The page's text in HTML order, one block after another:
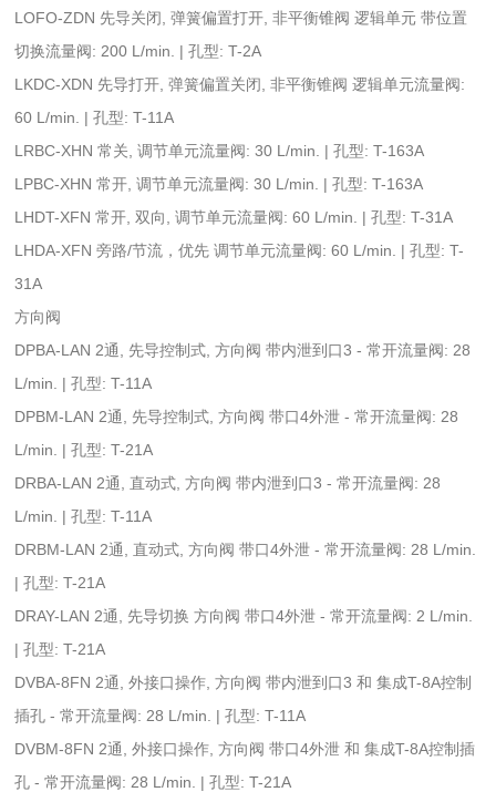
LOFO-ZDN 先导关闭, 弹簧偏置打开, 非平衡锥阀 逻辑单元 带位置
切换流量阀: 200 L/min. | 孔型: T-2A
LKDC-XDN 先导打开, 弹簧偏置关闭, 非平衡锥阀 逻辑单元流量阀:
60 L/min. | 孔型: T-11A
LRBC-XHN 常关, 调节单元流量阀: 30 L/min. | 孔型: T-163A
LPBC-XHN 常开, 调节单元流量阀: 30 L/min. | 孔型: T-163A
LHDT-XFN 常开, 双向, 调节单元流量阀: 60 L/min. | 孔型: T-31A
LHDA-XFN 旁路/节流，优先 调节单元流量阀: 60 L/min. | 孔型: T-
31A
方向阀
DPBA-LAN 2通, 先导控制式, 方向阀 带内泄到口3 - 常开流量阀: 28
L/min. | 孔型: T-11A
DPBM-LAN 2通, 先导控制式, 方向阀 带口4外泄 - 常开流量阀: 28
L/min. | 孔型: T-21A
DRBA-LAN 2通, 直动式, 方向阀 带内泄到口3 - 常开流量阀: 28
L/min. | 孔型: T-11A
DRBM-LAN 2通, 直动式, 方向阀 带口4外泄 - 常开流量阀: 28 L/min.
| 孔型: T-21A
DRAY-LAN 2通, 先导切换 方向阀 带口4外泄 - 常开流量阀: 2 L/min.
| 孔型: T-21A
DVBA-8FN 2通, 外接口操作, 方向阀 带内泄到口3 和 集成T-8A控制
插孔 - 常开流量阀: 28 L/min. | 孔型: T-11A
DVBM-8FN 2通, 外接口操作, 方向阀 带口4外泄 和 集成T-8A控制插
孔 - 常开流量阀: 28 L/min. | 孔型: T-21A